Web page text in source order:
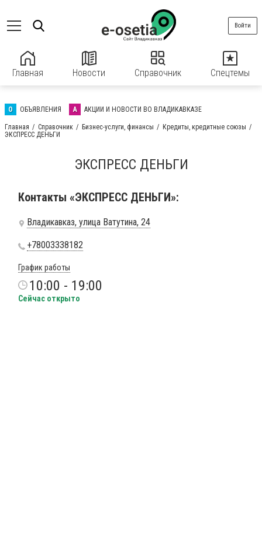
Главная Новости Справочник Спецтемы
Войти
О ОБЪЯВЛЕНИЯ А АКЦИИ И НОВОСТИ ВО ВЛАДИКАВКАЗЕ
Главная Справочник Бизнес-услуги, финансы
Кредиты, кредитные союзы
ЭКСПРЕСС ДЕНЬГИ
ЭКСПРЕСС ДЕНЬГИ
Контакты «ЭКСПРЕСС ДЕНЬГИ»:
Владикавказ, улица Ватутина, 24
+78003338182
График работы
10:00 - 19:00
Сейчас открыто